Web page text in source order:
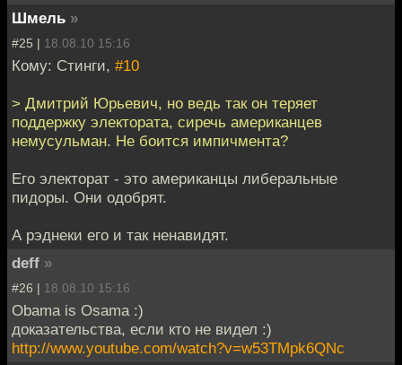
Шмель »
#25 | 18.08.10 15:16
Кому: Стинги, #10
> Дмитрий Юрьевич, но ведь так он теряет
поддержку электората, сиречь американцев
немусульман. Не боится импичмента?
Его электорат - это американцы либеральные
пидоры. Они одобрят.
А рэднеки его и так ненавидят.
deff »
#26 | 18.08.10 15:16
Obama is Osama :)
доказательства, если кто не видел :)
http://www.youtube.com/watch?v=w53TMpk6QNc